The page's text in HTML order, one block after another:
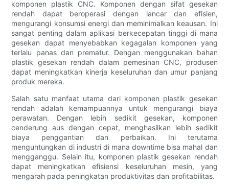
komponen plastik CNC. Komponen dengan sifat gesekan
rendah dapat beroperasi dengan lancar dan efisien,
mengurangi konsumsi energi dan meminimalkan keausan. Ini
sangat penting dalam aplikasi berkecepatan tinggi di mana
gesekan dapat menyebabkan kegagalan komponen yang
terlalu panas dan prematur. Dengan menggunakan bahan
plastik gesekan rendah dalam pemesinan CNC, produsen
dapat meningkatkan kinerja keseluruhan dan umur panjang
produk mereka.
Salah satu manfaat utama dari komponen plastik gesekan
rendah adalah kemampuannya untuk mengurangi biaya
perawatan. Dengan lebih sedikit gesekan, komponen
cenderung aus dengan cepat, menghasilkan lebih sedikit
biaya penggantian dan perbaikan. Ini terutama
menguntungkan di industri di mana downtime bisa mahal dan
mengganggu. Selain itu, komponen plastik gesekan rendah
dapat meningkatkan efisiensi keseluruhan mesin, yang
mengarah pada peningkatan produktivitas dan profitabilitas.